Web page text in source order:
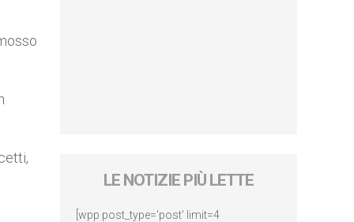
LE NOTIZIE PIÙ LETTE
[wpp post_type='post' limit=4